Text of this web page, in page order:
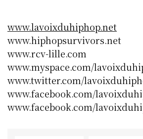
www.lavoixduhiphop.net
www.hiphopsurvivors.net
www.rcv-lille.com
www.myspace.com/
www.twitter.com/
www.facebook.com/
www.facebook.com/